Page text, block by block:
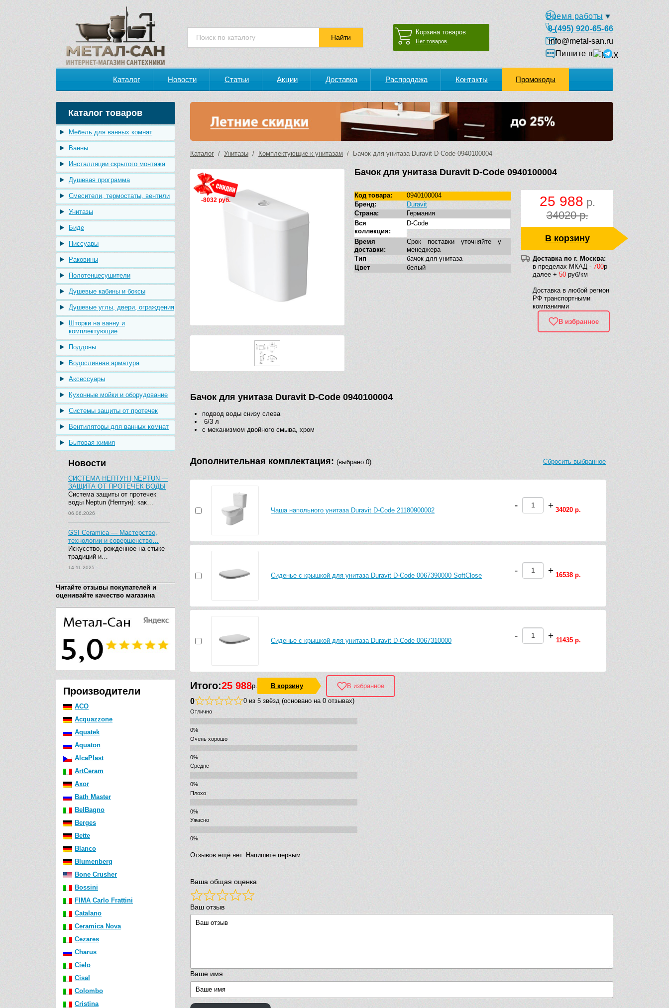
Корзина товаров
Нет товаров.
Время работы
8 (495) 920-65-66
info@metal-san.ru
Пишите в
Каталог Новости Статьи Акции Доставка Распродажа Контакты Промокоды
Каталог товаров
Мебель для ванных комнат
Ванны
Инсталляции скрытого монтажа
Душевая программа
Смесители, термостаты, вентили
Унитазы
Биде
Писсуары
Раковины
Полотенцесушители
Душевые кабины и боксы
Душевые углы, двери, ограждения
Шторки на ванну и
комплектующие
Поддоны
Водосливная арматура
Аксессуары
Кухонные мойки и оборудование
Системы защиты от протечек
Вентиляторы для ванных комнат
Бытовая химия
Новости
СИСТЕМА НЕПТУН | NEPTUN —
ЗАЩИТА ОТ ПРОТЕЧЕК ВОДЫ
Система защиты от протечек
воды Neptun (Нептун): как…
06.06.2026
GSI Ceramica — Мастерство,
технологии и совершенство…
Искусство, рожденное на стыке
традиций и…
14.11.2025
Читайте отзывы покупателей и
оценивайте качество магазина
Производители
ACO
Acquazzone
Aquatek
Aquaton
AlcaPlast
ArtCeram
Axor
Bath Master
BelBagno
Berges
Bette
Blanco
Blumenberg
Bone Crusher
Bossini
FIMA Carlo Frattini
Catalano
Ceramica Nova
Cezares
Charus
Cielo
Cisal
Colombo
Cristina
Каталог / Унитазы / Комплектующие к унитазам / Бачок для унитаза Duravit D-Code 0940100004
-8032 руб.
Бачок для унитаза Duravit D-Code 0940100004
25 988 р.
34020 р.
В корзину
Доставка по г. Москва:
в пределах МКАД - 700р
далее + 50 руб/км
Доставка в любой регион
РФ транспортными
компаниями
В избранное
Код товара:
0940100004
Бренд:
Duravit
Страна:
Германия
Вся
коллекция:
D-Code
Время
доставки:
Срок поставки уточняйте у
менеджера
Тип
бачок для унитаза
Цвет
белый
Бачок для унитаза Duravit D-Code 0940100004
подвод воды снизу слева
6/3 л
с механизмом двойного смыва, хром
Дополнительная комплектация: (выбрано 0) Сбросить выбранное
Чаша напольного унитаза Duravit D-Code 21180900002 - + 34020 р.
Сиденье с крышкой для унитаза Duravit D-Code 0067390000 SoftClose - + 16538 р.
Сиденье с крышкой для унитаза Duravit D-Code 0067310000 - + 11435 р.
Итого:25 988р. В корзину В избранное
0 0 из 5 звёзд (основано на 0 отзывах)
Отлично
Очень хорошо
Средне
Плохо
Ужасно
Отзывов ещё нет. Напишите первым.
Ваша общая оценка
Ваш отзыв
Ваше имя